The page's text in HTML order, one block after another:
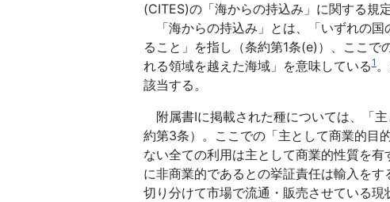
(CITES)の「海からの持込み」に関する規
「海からの持込み」とは、「いずれの国
ること」を指し（条約第1条(e)）、ここ
れる領域を越えた海域」を意味している1
該当する。
附属書Ⅰに掲載された種については、「
約第3条）。ここでの「主として商業的目
ない全ての利用は主として商業的性質を
に非商業的であるとの挙証責任は輸入を
切り分けて市場で流通・販売させている